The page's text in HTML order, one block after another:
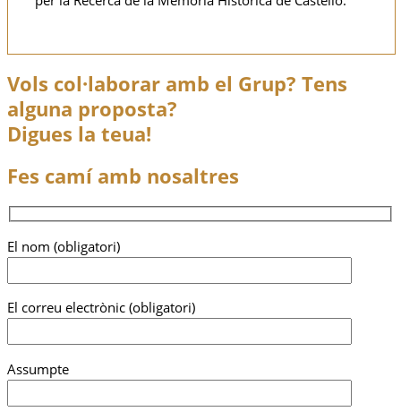
Vols col·laborar amb el Grup? Tens
alguna proposta?
Digues la teua!
Fes camí amb nosaltres
El nom (obligatori)
El correu electrònic (obligatori)
Assumpte